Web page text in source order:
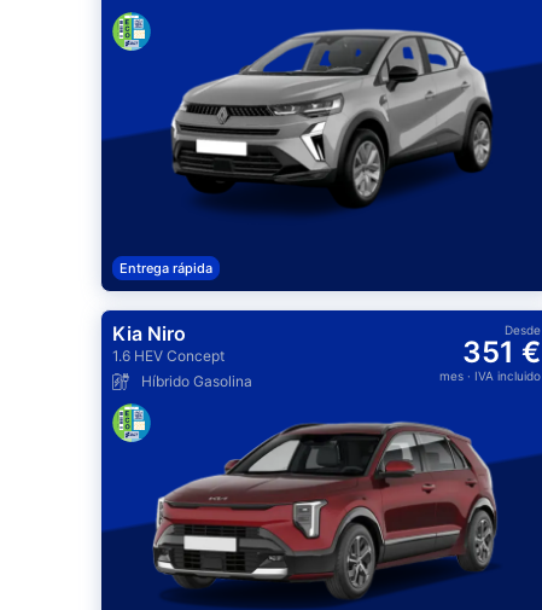
Entrega rápida
Kia Niro
1.6 HEV Concept
Híbrido Gasolina
Desde
351 €
mes· IVA incluido